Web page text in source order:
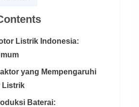
Listrik Indonesia:
yang Mempengaruhi
Listrik
Baterai: